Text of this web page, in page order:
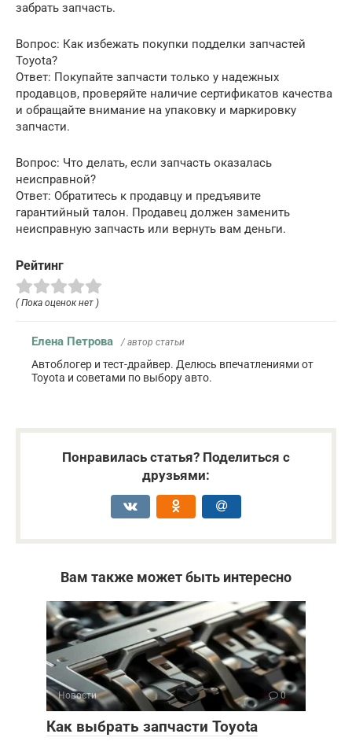
забрать запчасть.
Вопрос: Как избежать покупки подделки запчастей
Toyota?
Ответ: Покупайте запчасти только у надежных
продавцов, проверяйте наличие сертификатов качества
и обращайте внимание на упаковку и маркировку
запчасти.
Вопрос: Что делать, если запчасть оказалась
неисправной?
Ответ: Обратитесь к продавцу и предъявите
гарантийный талон. Продавец должен заменить
неисправную запчасть или вернуть вам деньги.
Рейтинг
( Пока оценок нет )
Елена Петрова / автор статьи
Автоблогер и тест-драйвер. Делюсь впечатлениями от
Toyota и советами по выбору авто.
Понравилась статья? Поделиться с
друзьями:
Вам также может быть интересно
Новости 0
Как выбрать запчасти Toyota